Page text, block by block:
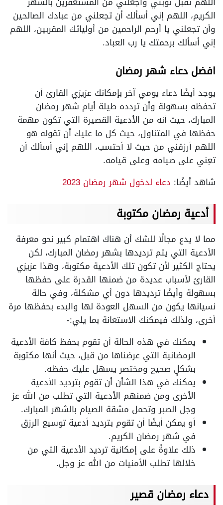
الكريم، اللهم إني أسألك أن تجعلني من عبادك الصالحين
وأن تجعلني يا أرحم الراحمين من أوليائك المقربين، اللهم
إني أسألك برحمتك يا رب العباد.
افضل دعاء شهر رمضان
يوجد أيضًا دعاء يومي آخر بإمكانك عزيزي القارئ أن
تحفظه بسهولة وأن تردده طيلة أيام شهر رمضان
المبارك، حيث أنه من الأدعية القصيرة التي تكون مهمة
حفظها في المتناول، حيث كل ما عليك أن تقوله هو
اللهم أرزقني من حيث لا أحتسب، اللهم إني أسألك أن
تعِني على صيامه وعلى قيامه.
شاهد أيضًا: دعاء لدخول شهر رمضان 2023
أدعية رمضان مكتوبة
مما لا يدع مجالًا للشك أن هناك اهتمام كبير نحو معرفة
الأدعية التي يتم ترديدها بشهر رمضان المبارك، لكن
يحتاج الكثير لأن تكون تلك الأدعية مكتوبة، وهذا عزيزي
القارئ لأسباب عديدة من ضمنها القدرة على حفظها
بسهولة وأيضًا ترديدها دون أي مشكلة، وفي حالة
نسيانها يكون من السهل العودة لها والبدء بحفظها مرة
أخرى، ولذلك فيمكنك الاستعانة بما يلي:-
يمكنك في هذه الحالة أن تقوم بحفظ كافة الأدعية
الرمضانية التي عرضناها من قبل، حيث أنها مكتوبة
بشكلٍ صحيح ومختصر يسهل عليك حفظه.
يمكنك في هذا الشأن أن تقوم بترديد الأدعية
الأخرى ومن ضمنهم الأدعية التي تطلب من الله عز
وجل الصبر وتحمل مشقة الصيام بالشهر المبارك.
أو يمكن أيضًا أن تقوم بترديد أدعية توسيع الرزق
في شهر رمضان الكريم.
ذلك علاوةً على إمكانية ترديد الأدعية التي من
خلالها تطلب الأمنيات من الله عز وجل.
دعاء رمضان قصير